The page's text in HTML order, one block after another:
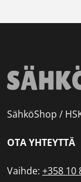
SähköShop /
OTA YHTEYTTÄ
Vaihde: +358 10